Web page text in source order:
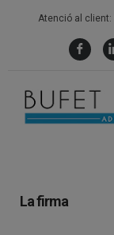
Atenció al client:
La firma